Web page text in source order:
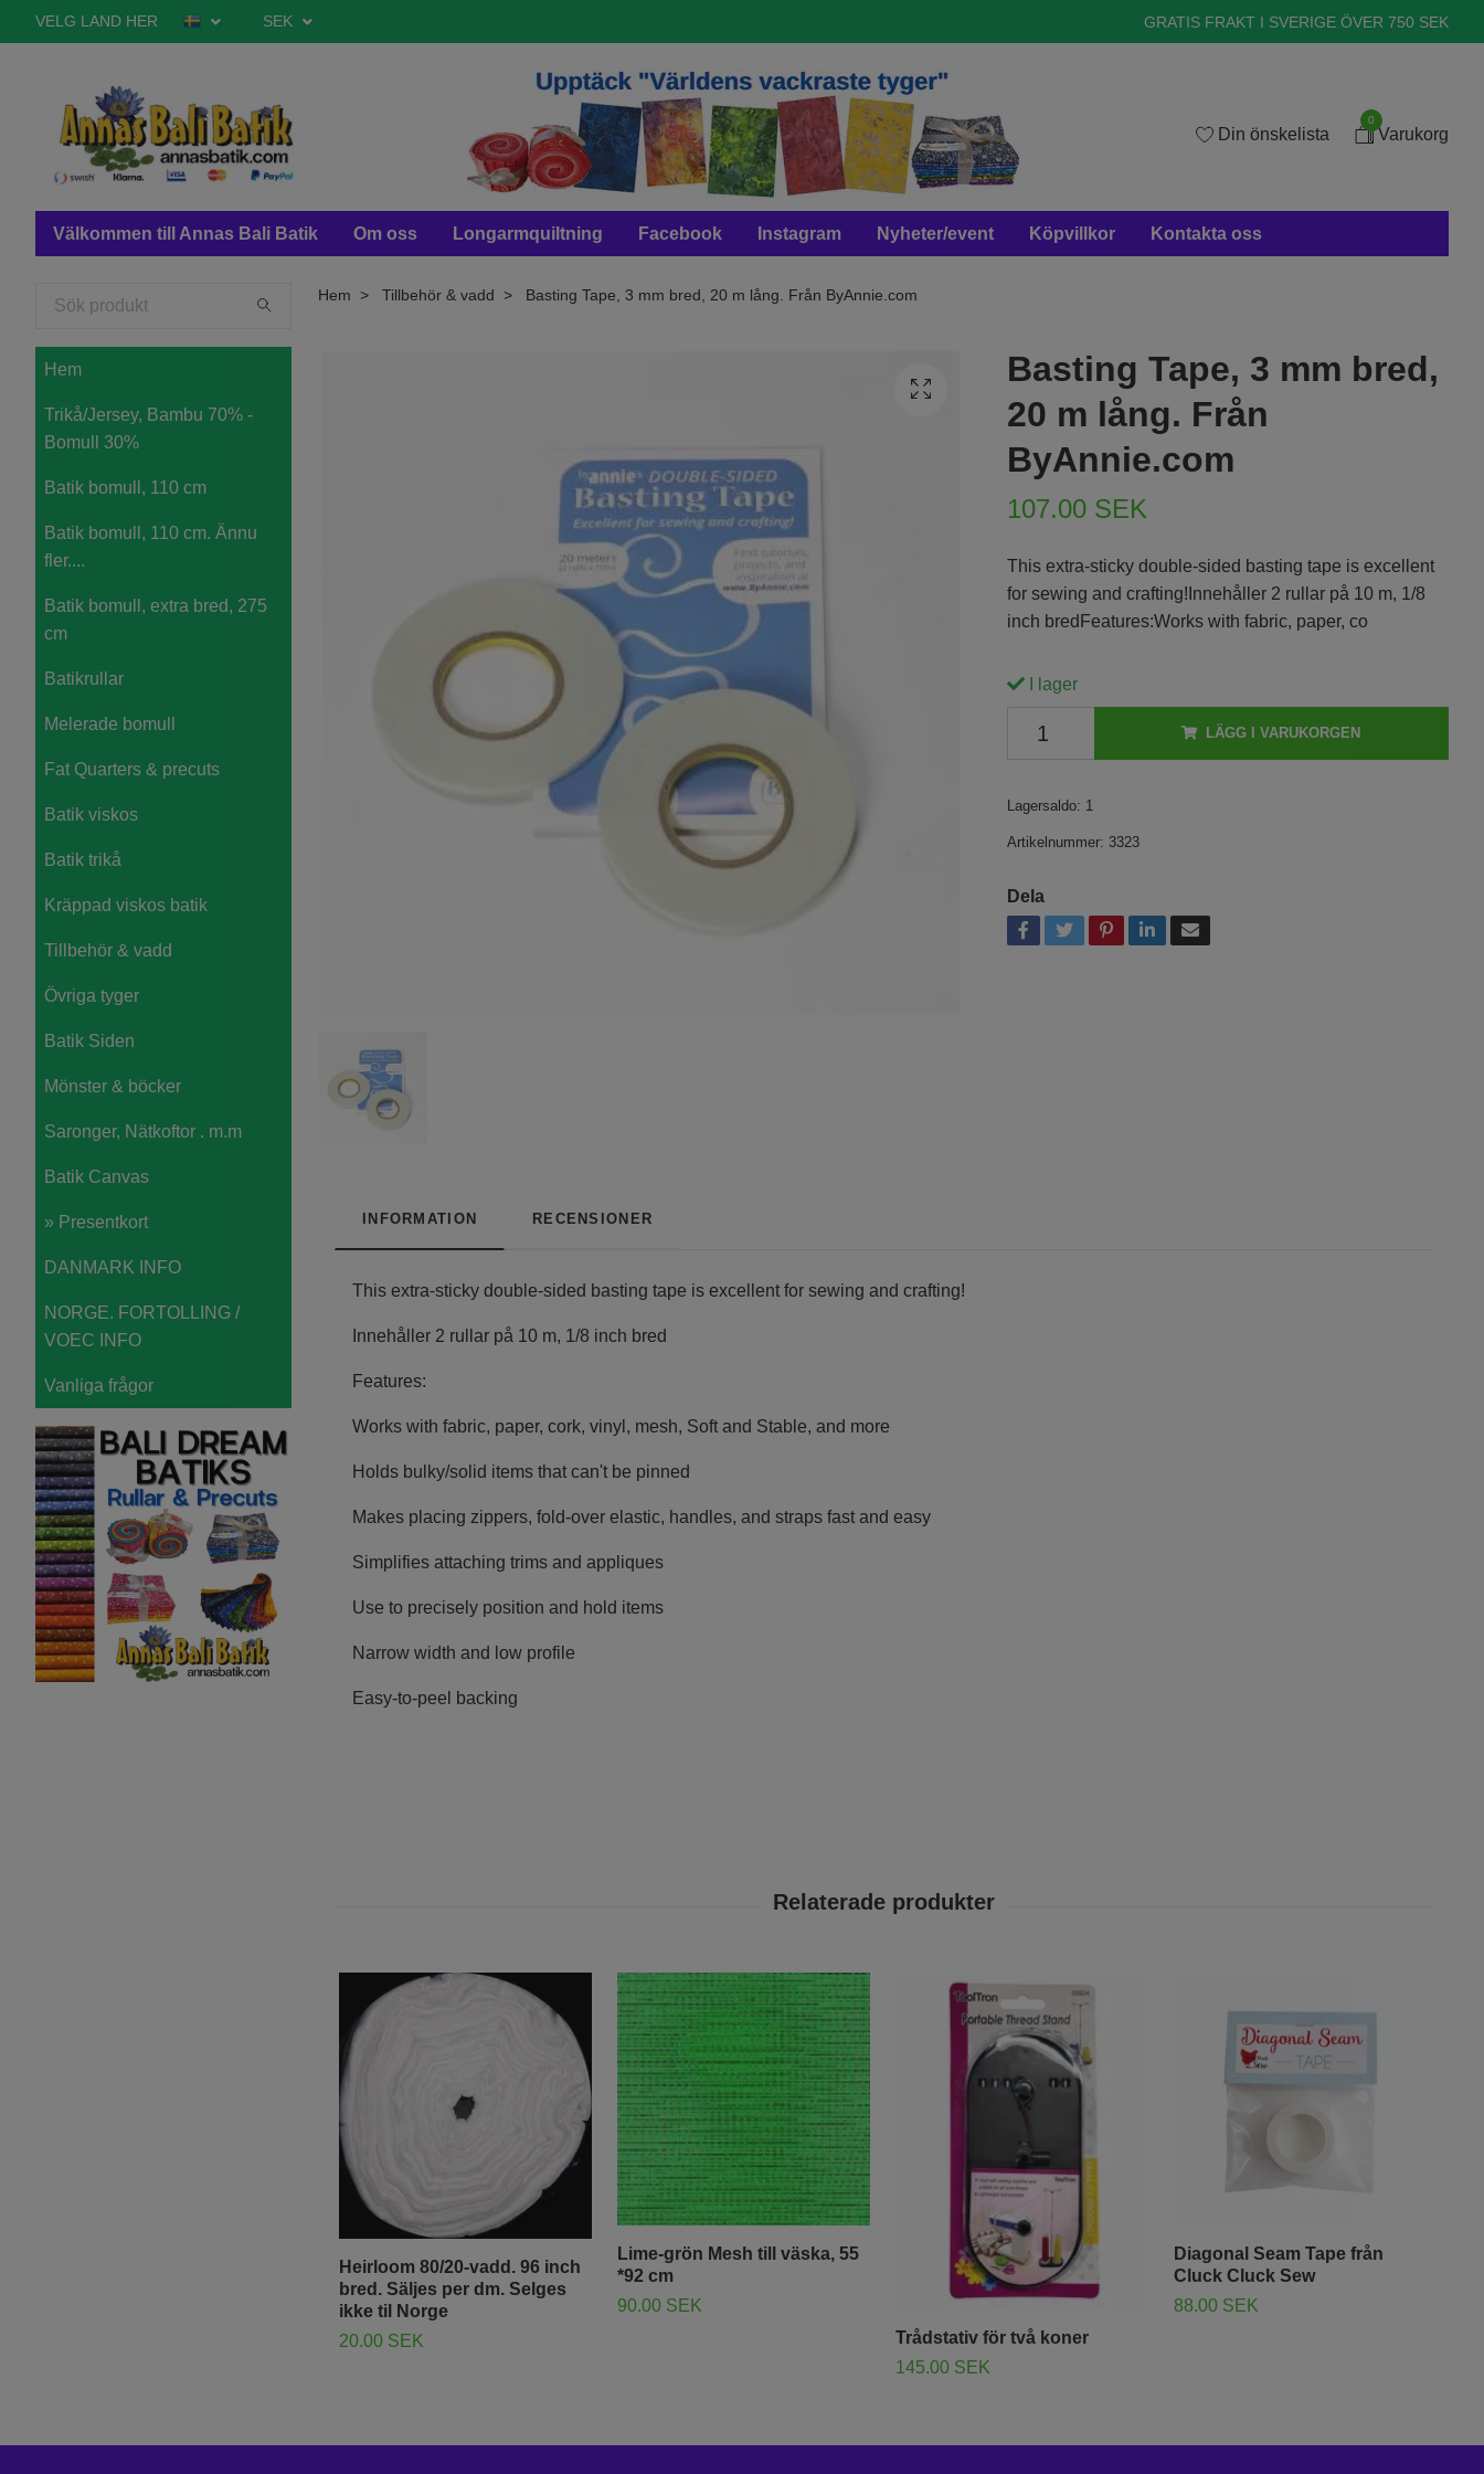
VELG LAND HER SEK GRATIS FRAKT I SVERIGE ÖVER 750 SEK
Din önskelista
0
Varukorg
Välkommen till Annas Bali Batik Om oss Longarmquiltning Facebook Instagram Nyheter/event Köpvillkor Kontakta oss
Hem
Trikå/Jersey, Bambu 70% -
Bomull 30%
Batik bomull, 110 cm
Batik bomull, 110 cm. Ännu
fler....
Batik bomull, extra bred, 275
cm
Batikrullar
Melerade bomull
Fat Quarters & precuts
Batik viskos
Batik trikå
Kräppad viskos batik
Tillbehör & vadd
Övriga tyger
Batik Siden
Mönster & böcker
Saronger, Nätkoftor . m.m
Batik Canvas
» Presentkort
DANMARK INFO
NORGE. FORTOLLING /
VOEC INFO
Vanliga frågor
Hem Tillbehör & vadd Basting Tape, 3 mm bred, 20 m lång. Från ByAnnie.com
Basting Tape, 3 mm bred,
20 m lång. Från
ByAnnie.com
107.00 SEK
This extra-sticky double-sided basting tape is excellent
for sewing and crafting!Innehåller 2 rullar på 10 m, 1/8
inch bredFeatures:Works with fabric, paper, co
I lager
LÄGG I VARUKORGEN
Lagersaldo: 1
Artikelnummer: 3323
Dela
INFORMATION RECENSIONER
This extra-sticky double-sided basting tape is excellent for sewing and crafting!
Innehåller 2 rullar på 10 m, 1/8 inch bred
Features:
Works with fabric, paper, cork, vinyl, mesh, Soft and Stable, and more
Holds bulky/solid items that can't be pinned
Makes placing zippers, fold-over elastic, handles, and straps fast and easy
Simplifies attaching trims and appliques
Use to precisely position and hold items
Narrow width and low profile
Easy-to-peel backing
Heirloom 80/20-vadd. 96 inch
bred. Säljes per dm. Selges
ikke til Norge
20.00 SEK
Lime-grön Mesh till väska, 55
*92 cm
90.00 SEK
Trådstativ för två koner
145.00 SEK
Diagonal Seam Tape från
Cluck Cluck Sew
88.00 SEK